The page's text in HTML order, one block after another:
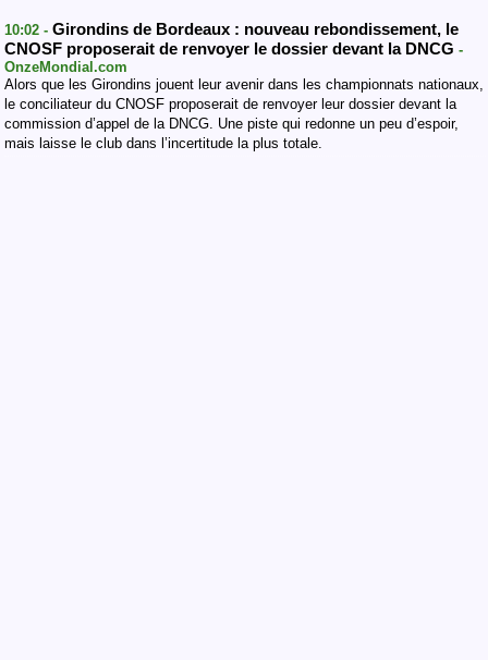
10:02 - Girondins de Bordeaux : nouveau rebondissement, le
CNOSF proposerait de renvoyer le dossier devant la DNCG -
OnzeMondial.com
Alors que les Girondins jouent leur avenir dans les championnats nationaux,
le conciliateur du CNOSF proposerait de renvoyer leur dossier devant la
commission d’appel de la DNCG. Une piste qui redonne un peu d’espoir,
mais laisse le club dans l’incertitude la plus totale.